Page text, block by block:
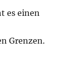
es einen
Grenzen.